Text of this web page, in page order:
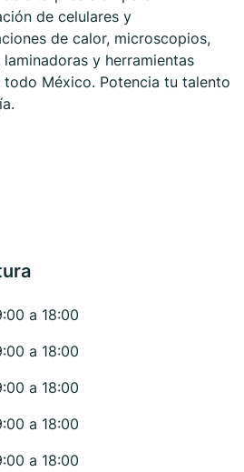
de celulares y
de calor, microscopios,
y herramientas
todo México. Potencia tu talento
a 18:00
a 18:00
a 18:00
a 18:00
a 18:00